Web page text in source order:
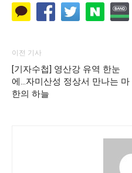
이전 기사
[기자수첩] 영산강 유역 한눈
에…자미산성 정상서 만나는 마
한의 하늘